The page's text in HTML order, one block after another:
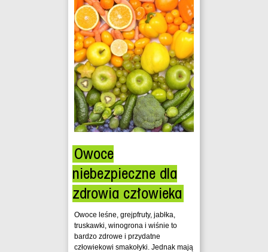
Owoce
niebezpieczne dla
zdrowia człowieka
Owoce leśne, grejpfruty, jabłka,
truskawki, winogrona i wiśnie to
bardzo zdrowe i przydatne
człowiekowi smakołyki. Jednak mają